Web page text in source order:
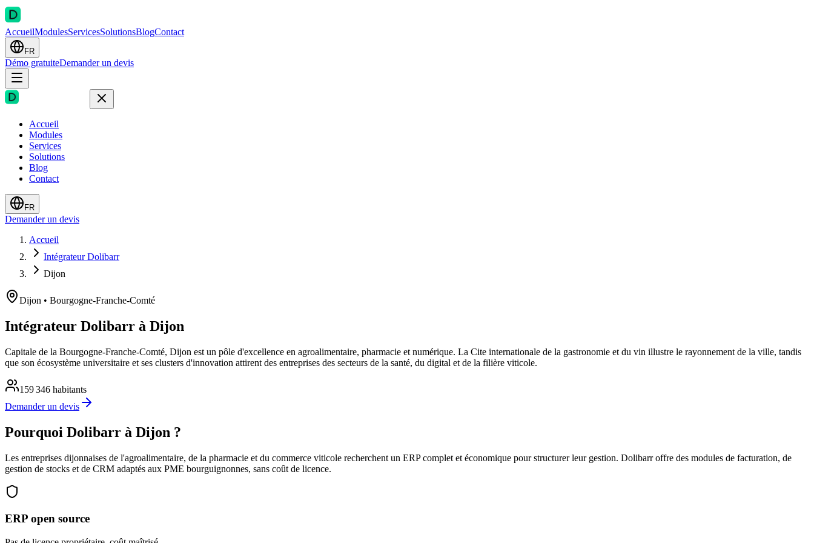
AccueilModulesServicesSolutionsBlogContact
FR
Démo gratuiteDemander un devis
Accueil
Modules
Services
Solutions
Blog
Contact
FR
Demander un devis
Accueil
Intégrateur Dolibarr
Dijon
Dijon • Bourgogne-Franche-Comté
Intégrateur Dolibarr à Dijon
Capitale de la Bourgogne-Franche-Comté, Dijon est un pôle d'excellence en agroalimentaire, pharmacie et numérique. La Cite internationale de la gastronomie et du vin illustre le rayonnement de la ville, tandis
que son écosystème universitaire et ses clusters d'innovation attirent des entreprises des secteurs de la santé, du digital et de la filière viticole.
159 346 habitants
Demander un devis
Pourquoi Dolibarr à Dijon ?
Les entreprises dijonnaises de l'agroalimentaire, de la pharmacie et du commerce viticole recherchent un ERP complet et économique pour structurer leur gestion. Dolibarr offre des modules de facturation, de
gestion de stocks et de CRM adaptés aux PME bourguignonnes, sans coût de licence.
ERP open source